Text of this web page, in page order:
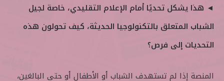
◄ هذا يشكل تحديًا أمام الإعلام التقليدي، خاصة لجيل
الشباب المتعلق بالتكنولوجيا الحديثة، كيف تحولون هذه
التحديات إلى فرص؟
المنصة إذا لم تستهدف الشباب أو الأطفال أو حتى البالغين،